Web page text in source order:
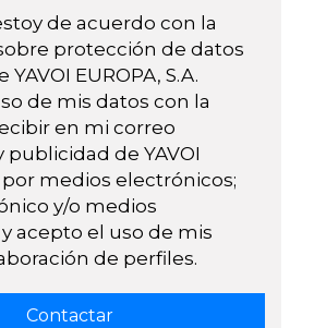
de acuerdo con la
protección de datos
EUROPA, S.A.
de mis datos con la
en mi correo
de YAVOI
por medios electrónicos;
y/o medios
acepto el uso de mis
de perfiles.